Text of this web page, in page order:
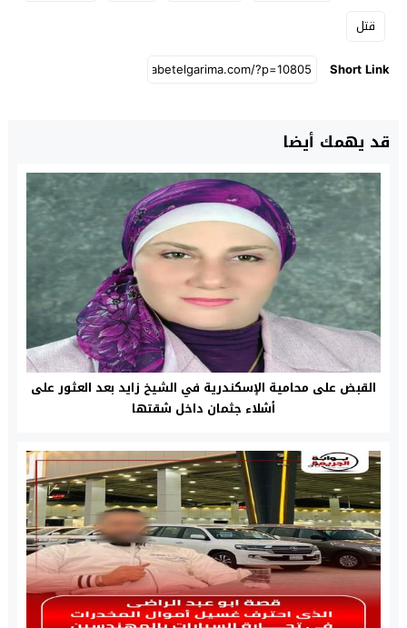
قتل
Short Link
قد يهمك أيضا
القبض على محامية الإسكندرية في الشيخ زايد بعد العثور على
أشلاء جثمان داخل شقتها